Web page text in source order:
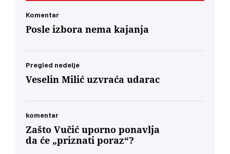
Komentar
Posle izbora nema kajanja
Pregled nedelje
Veselin Milić uzvraća udarac
komentar
Zašto Vučić uporno ponavlja
da će „priznati poraz“?